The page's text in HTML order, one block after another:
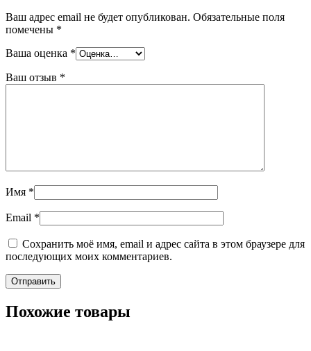
Ваш адрес email не будет опубликован. Обязательные поля
помечены *
Ваша оценка *
Ваш отзыв *
Имя *
Email *
Сохранить моё имя, email и адрес сайта в этом браузере для
последующих моих комментариев.
Похожие товары